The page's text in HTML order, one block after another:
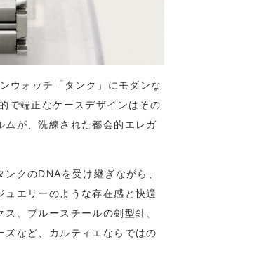
ウォッチ「タンク」にモダンな
で端正なケースデザインはその
ムが、洗練された都会的エレガ
クのDNAを受け継ぎながら、
エリーのような存在感と快適
、ブルースチールの剣型針、
など、カルティエならではの